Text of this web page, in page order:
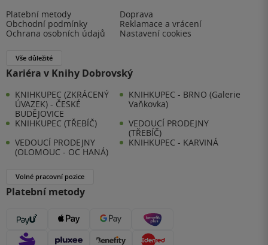
Platební metody
Doprava
Obchodní podmínky
Reklamace a vrácení
Ochrana osobních údajů
Nastavení cookies
Vše důležité
Kariéra v Knihy Dobrovský
KNIHKUPEC (ZKRÁCENÝ
ÚVAZEK) - ČESKÉ
BUDĚJOVICE
KNIHKUPEC - BRNO (Galerie
Vaňkovka)
KNIHKUPEC (TŘEBÍČ)
VEDOUCÍ PRODEJNY
(TŘEBÍČ)
VEDOUCÍ PRODEJNY
(OLOMOUC - OC HANÁ)
KNIHKUPEC - KARVINÁ
Volné pracovní pozice
Platební metody